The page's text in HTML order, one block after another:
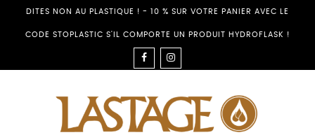
DITES NON AU PLASTIQUE ! - 10 % SUR VOTRE PANIER AVEC LE
CODE STOPLASTIC S'IL COMPORTE UN PRODUIT HYDROFLASK !
FACEBOOK